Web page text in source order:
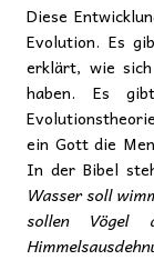
Diese
Evolution. Es
erklärt, wie
haben. Es
ein Gott die
In der Bibel
Wasser soll
sollen Vögel